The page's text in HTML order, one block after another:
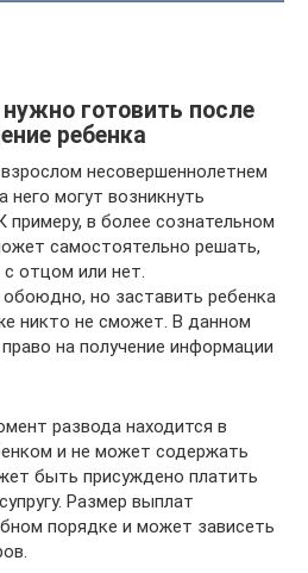
готовить после
ребенка
несовершеннолетнем
него могут возникнуть
в более сознательном
самостоятельно решать,
отцом или нет.
но заставить ребенка
никто не сможет. В данном
на получение информации
развода находится в
и не может содержать
быть присуждено платить
Размер выплат
порядке и может зависеть